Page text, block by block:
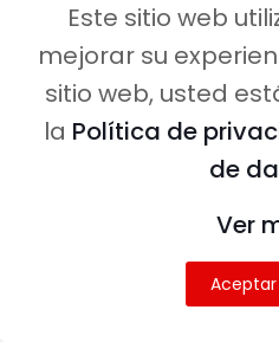
tiempo de relax
experiencia que
perder.
Visa
Aquí viene lo feo o
Este sitio web
mejorar su
sitio web, usted
la Política de
de
Ver